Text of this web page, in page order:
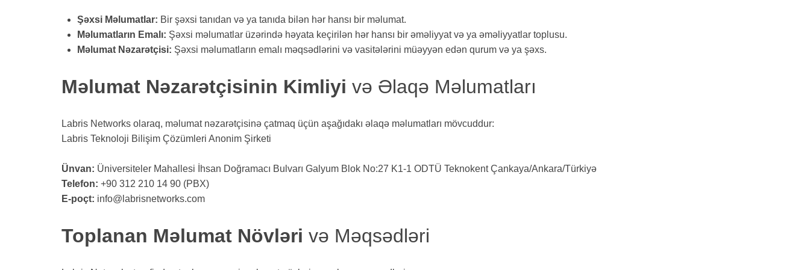
Şəxsi Məlumatlar: Bir şəxsi tanıdan və ya tanıda bilən hər hansı bir məlumat.
Məlumatların Emalı: Şəxsi məlumatlar üzərində həyata keçirilən hər hansı bir əməliyyat və ya əməliyyatlar toplusu.
Məlumat Nəzarətçisi: Şəxsi məlumatların emalı məqsədlərini və vasitələrini müəyyən edən qurum və ya şəxs.
Məlumat Nəzarətçisinin Kimliyi və Əlaqə Məlumatları
Labris Networks olaraq, məlumat nəzarətçisinə çatmaq üçün aşağıdakı əlaqə məlumatları mövcuddur:
Labris Teknoloji Bilişim Çözümleri Anonim Şirketi
Ünvan: Üniversiteler Mahallesi İhsan Doğramacı Bulvarı Galyum Blok No:27 K1-1 ODTÜ Teknokent Çankaya/Ankara/Türkiyə
Telefon: +90 312 210 14 90 (PBX)
E-poçt: info@labrisnetworks.com
Toplanan Məlumat Növləri və Məqsədləri